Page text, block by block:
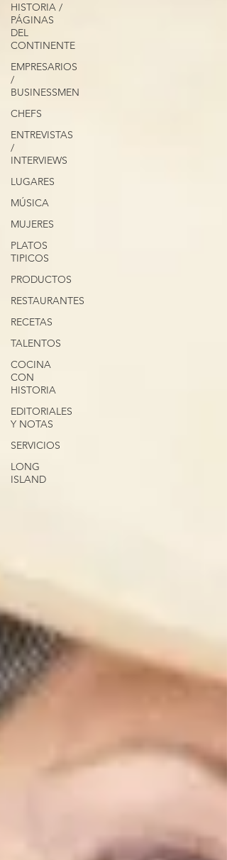
HISTORIA /
PÁGINAS
DEL
CONTINENTE
EMPRESARIOS
/
BUSINESSMEN
CHEFS
ENTREVISTAS
/
INTERVIEWS
LUGARES
MÚSICA
MUJERES
PLATOS
TIPICOS
PRODUCTOS
RESTAURANTES
RECETAS
TALENTOS
COCINA
CON
HISTORIA
EDITORIALES
Y NOTAS
SERVICIOS
LONG
ISLAND